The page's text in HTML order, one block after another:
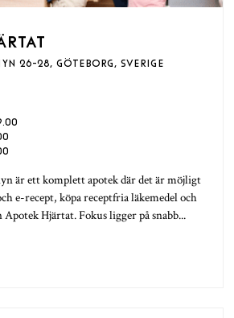
26-28, GÖTEBORG, SVERIGE
är ett komplett apotek där det är möjligt
e-recept, köpa receptfria läkemedel och
Hjärtat. Fokus ligger på snabb...